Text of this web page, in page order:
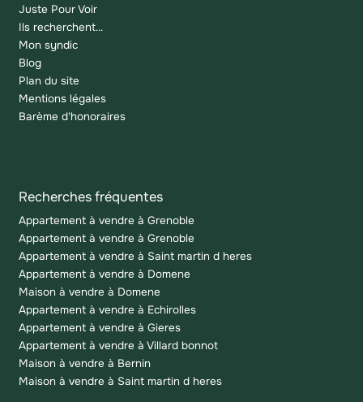
Juste Pour Voir
Ils recherchent...
Mon syndic
Blog
Plan du site
Mentions légales
Barème d'honoraires
Recherches fréquentes
Appartement à vendre à Grenoble
Appartement à vendre à Grenoble
Appartement à vendre à Saint martin d heres
Appartement à vendre à Domene
Maison à vendre à Domene
Appartement à vendre à Echirolles
Appartement à vendre à Gieres
Appartement à vendre à Villard bonnot
Maison à vendre à Bernin
Maison à vendre à Saint martin d heres